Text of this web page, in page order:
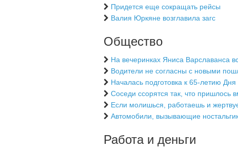
Придется еще сокращать рейсы
Валия Юркяне возглавила загс
Общество
На вечеринках Яниса Варславанса
Водители не согласны с новыми
Началась подготовка к 65-летию
Соседи ссорятся так, что пришлось
Если молишься, работаешь и
Автомобили, вызывающие
Работа и деньги